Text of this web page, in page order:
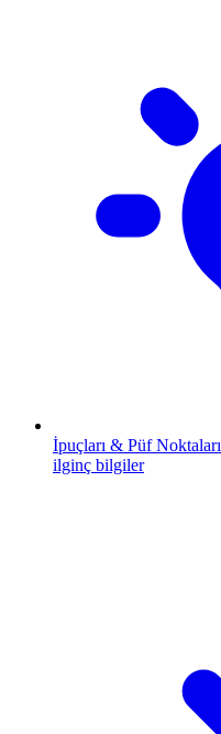
İpuçları & Püf Noktaları
ilginç bilgiler